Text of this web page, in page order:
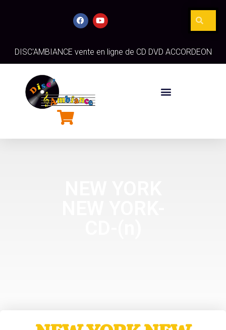
DISC'AMBIANCE vente en ligne de CD DVD ACCORDEON